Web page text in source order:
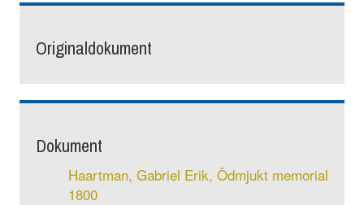
Originaldokument
Dokument
Haartman, Gabriel Erik, Ödmjukt memorial
1800